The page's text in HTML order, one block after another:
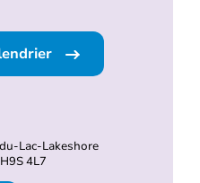
Lac-Lakeshore
4L7